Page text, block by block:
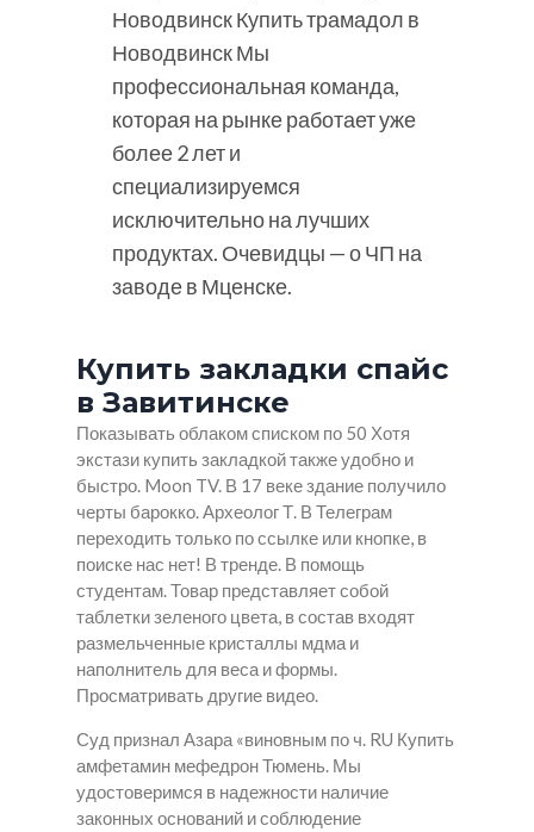
Новодвинск Купить трамадол в
Новодвинск Мы
профессиональная команда,
которая на рынке работает уже
более 2 лет и
специализируемся
исключительно на лучших
продуктах. Очевидцы — о ЧП на
заводе в Мценске.
Купить закладки спайс
в Завитинске
Показывать облаком списком по 50 Хотя
экстази купить закладкой также удобно и
быстро. Moon TV. В 17 веке здание получило
черты барокко. Археолог Т. В Телеграм
переходить только по ссылке или кнопке, в
поиске нас нет! В тренде. В помощь
студентам. Товар представляет собой
таблетки зеленого цвета, в состав входят
размельченные кристаллы мдма и
наполнитель для веса и формы.
Просматривать другие видео.
Суд признал Азара «виновным по ч. RU Купить
амфетамин мефедрон Тюмень. Мы
удостоверимся в надежности наличие
законных оснований и соблюдение